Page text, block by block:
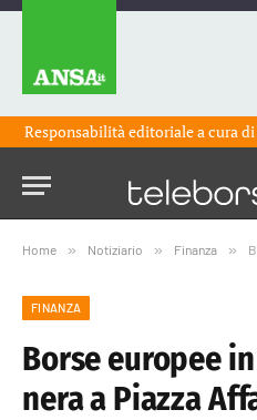
Responsabilità editoriale a cura
Home » Notiziario » Finanza »
FINANZA
Borse europee
nera a Piazza